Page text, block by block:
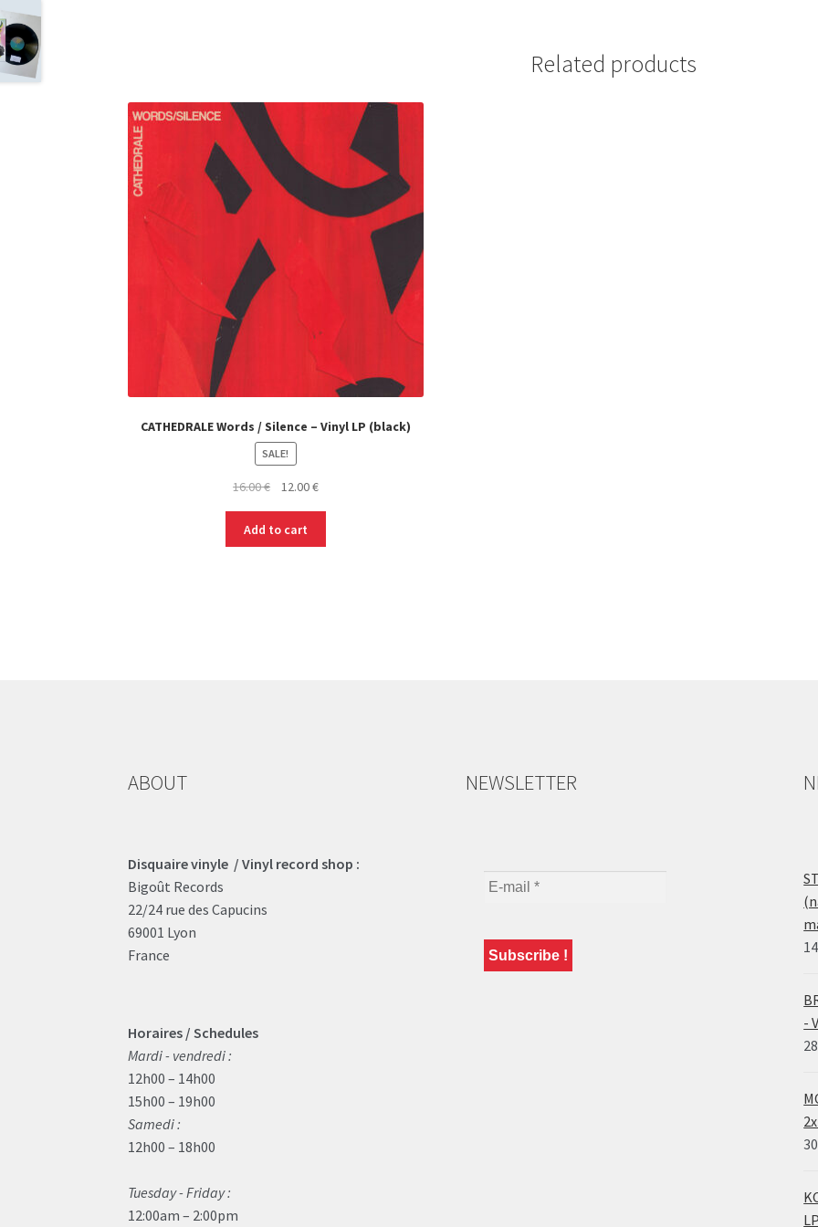
Related products
CATHEDRALE Words / Silence – Vinyl LP (black)
SALE!
16.00€
Original
was:
16.00 €.
12.00€Current
12.00 €.
Add to cart
ABOUT
Disquaire vinyle / Vinyl record shop :
Bigoût Records
22/24 rue des Capucins
69001 Lyon
France
Horaires / Schedules
Mardi - vendredi :
12h00 – 14h00
15h00 – 19h00
Samedi :
12h00 – 18h00
Tuesday - Friday :
12:00am – 2:00pm
NEWSLETTER
-